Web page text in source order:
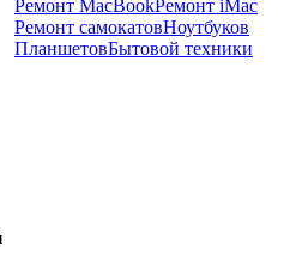
Ремонт MacBookРемонт iMac
Ремонт самокатовНоутбуков
ПланшетовБытовой техники